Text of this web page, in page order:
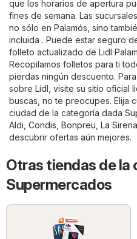
que los horarios de apertura
fines de semana. Las
no sólo en Palamós, sino
incluida . Puede estar seguro
folleto actualizado de Lidl
Recopilamos folletos para ti
pierdas ningún descuento.
sobre Lidl, visite su sitio oficial
buscas, no te preocupes. Elija
ciudad de la categoría dada
Aldi Condis Bonpreu La Sirena
descubrir ofertas aún mejores.
Otras tiendas de la
Supermercados